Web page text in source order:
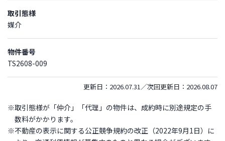
取引態様
媒介
物件番号
TS2608-009
更新日：2026.07.31／次回更新日：2026.08.07
※取引態様が「仲介」「代理」の物件は、成約時に別途規定の手
数料がかかります。
※不動産の表示に関する公正競争規約の改正（2022年9月1日）に